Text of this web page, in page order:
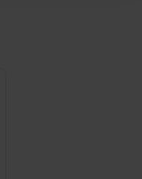
und hierfür
Social Media
Willst du nur
triff deine